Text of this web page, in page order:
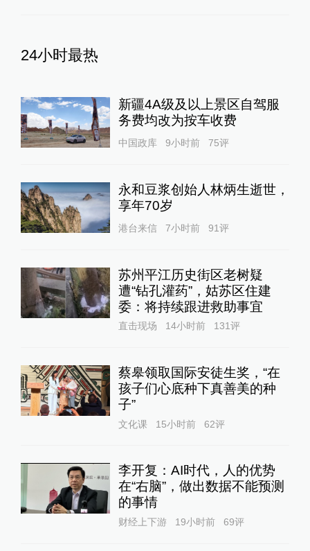
24小时最热
新疆4A级及以上景区自驾服
务费均改为按车收费
中国政库 9小时前 75评
永和豆浆创始人林炳生逝世，
享年70岁
港台来信 7小时前 91评
苏州平江历史街区老树疑
遭“钻孔灌药”，姑苏区住建
委：将持续跟进救助事宜
直击现场 14小时前 131评
蔡皋领取国际安徒生奖，“在
孩子们心底种下真善美的种
子”
文化课 15小时前 62评
李开复：AI时代，人的优势
在“右脑”，做出数据不能预测
的事情
财经上下游 19小时前 69评